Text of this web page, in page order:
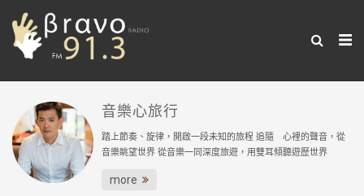
音樂心旅行
踏上節奏、旋律，開啟一段未知的旅程 追隨 心裡的聲音，從
音樂眺望世界 從音樂一同深度旅遊，用雙耳傾聽遊歷世界
more